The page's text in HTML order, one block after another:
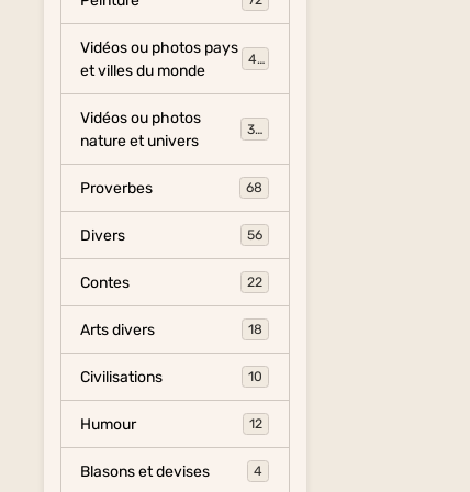
Vidéos ou photos pays
et villes du monde
454
Vidéos ou photos
nature et univers
325
Proverbes 68
Divers 56
Contes 22
Arts divers 18
Civilisations 10
Humour 12
Blasons et devises 4